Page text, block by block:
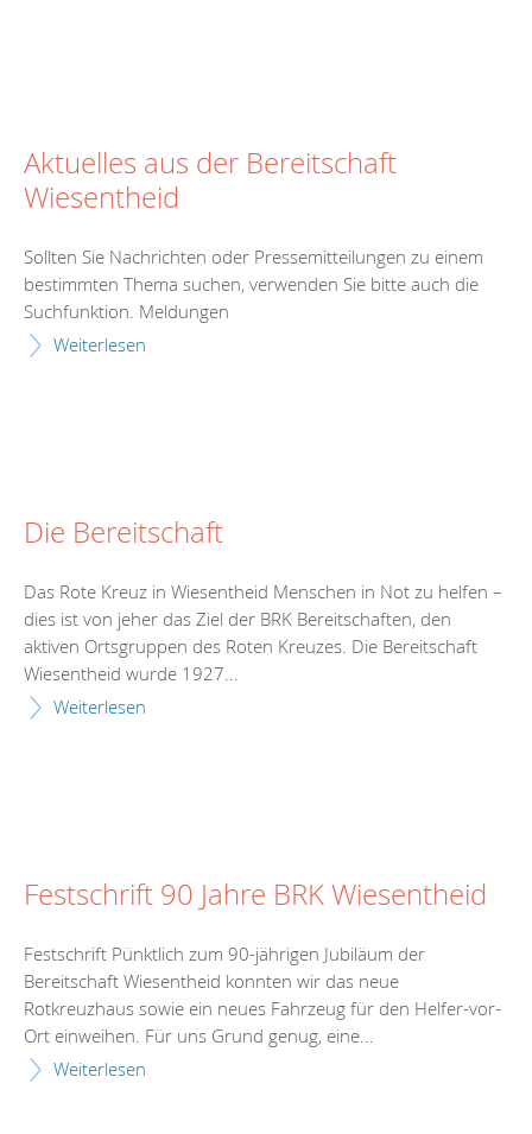
Aktuelles aus der Bereitschaft
Wiesentheid
Sollten Sie Nachrichten oder Pressemitteilungen zu einem
bestimmten Thema suchen, verwenden Sie bitte auch die
Suchfunktion. Meldungen
Weiterlesen
Die Bereitschaft
Das Rote Kreuz in Wiesentheid Menschen in Not zu helfen –
dies ist von jeher das Ziel der BRK Bereitschaften, den
aktiven Ortsgruppen des Roten Kreuzes. Die Bereitschaft
Wiesentheid wurde 1927...
Weiterlesen
Festschrift 90 Jahre BRK Wiesentheid
Festschrift Pünktlich zum 90-jährigen Jubiläum der
Bereitschaft Wiesentheid konnten wir das neue
Rotkreuzhaus sowie ein neues Fahrzeug für den Helfer-vor-
Ort einweihen. Für uns Grund genug, eine...
Weiterlesen